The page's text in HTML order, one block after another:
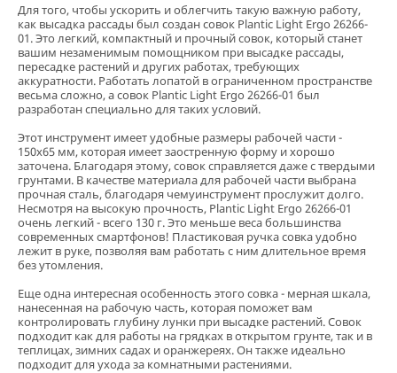
Для того, чтобы ускорить и облегчить такую важную работу,
как высадка рассады был создан совок Plantic Light Ergo 26266-
01. Это легкий, компактный и прочный совок, который станет
вашим незаменимым помощником при высадке рассады,
пересадке растений и других работах, требующих
аккуратности. Работать лопатой в ограниченном пространстве
весьма сложно, а совок Plantic Light Ergo 26266-01 был
разработан специально для таких условий.
Этот инструмент имеет удобные размеры рабочей части -
150х65 мм, которая имеет заостренную форму и хорошо
заточена. Благодаря этому, совок справляется даже с твердыми
грунтами. В качестве материала для рабочей части выбрана
прочная сталь, благодаря чемуинструмент прослужит долго.
Несмотря на высокую прочность, Plantic Light Ergo 26266-01
очень легкий - всего 130 г. Это меньше веса большинства
современных смартфонов! Пластиковая ручка совка удобно
лежит в руке, позволяя вам работать с ним длительное время
без утомления.
Еще одна интересная особенность этого совка - мерная шкала,
нанесенная на рабочую часть, которая поможет вам
контролировать глубину лунки при высадке растений. Совок
подходит как для работы на грядках в открытом грунте, так и в
теплицах, зимних садах и оранжереях. Он также идеально
подходит для ухода за комнатными растениями.